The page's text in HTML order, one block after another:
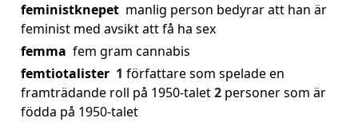
feministknepet manlig person bedyrar att han är
feminist med avsikt att få ha sex
femma fem gram cannabis
femtiotalister 1 författare som spelade en
framträdande roll på 1950-talet2 personer som är
födda på 1950-talet